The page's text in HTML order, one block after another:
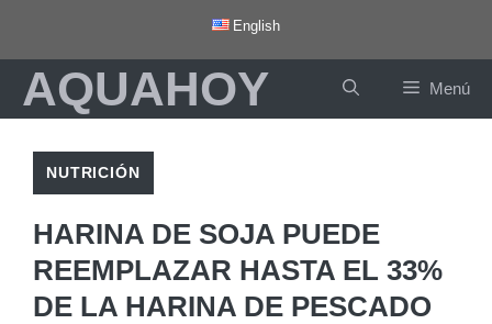
contenido
English
AQUAHOY Menú
NUTRICIÓN
HARINA DE SOJA PUEDE
REEMPLAZAR HASTA EL 33%
DE LA HARINA DE PESCADO